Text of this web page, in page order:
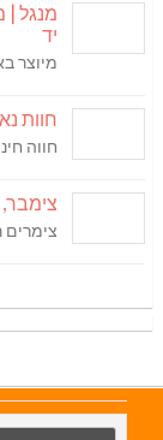
מנגל |
יד
מיוצר
חוות
חווה
צימרים